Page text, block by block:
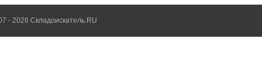
- 2026 Складоискатель.RU